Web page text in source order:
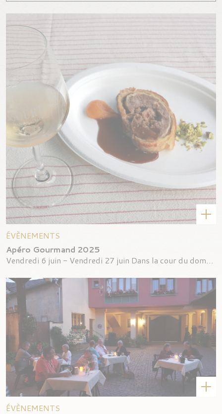
ÉVÈNEMENTS
Apéro Gourmand 2025
Vendredi 6 juin - Vendredi 27 juin Dans la cour du domaine, chaque gorg
ÉVÈNEMENTS